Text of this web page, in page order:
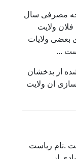
مصرفی سال
ولایت
بعضی ولایات
...
از بدخشان
سازی ان ولایت
.نام ریاست